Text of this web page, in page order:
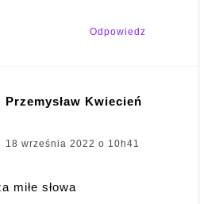
Odpowiedz
Przemysław Kwiecień
18 września 2022 o 10h41
miłe słowa